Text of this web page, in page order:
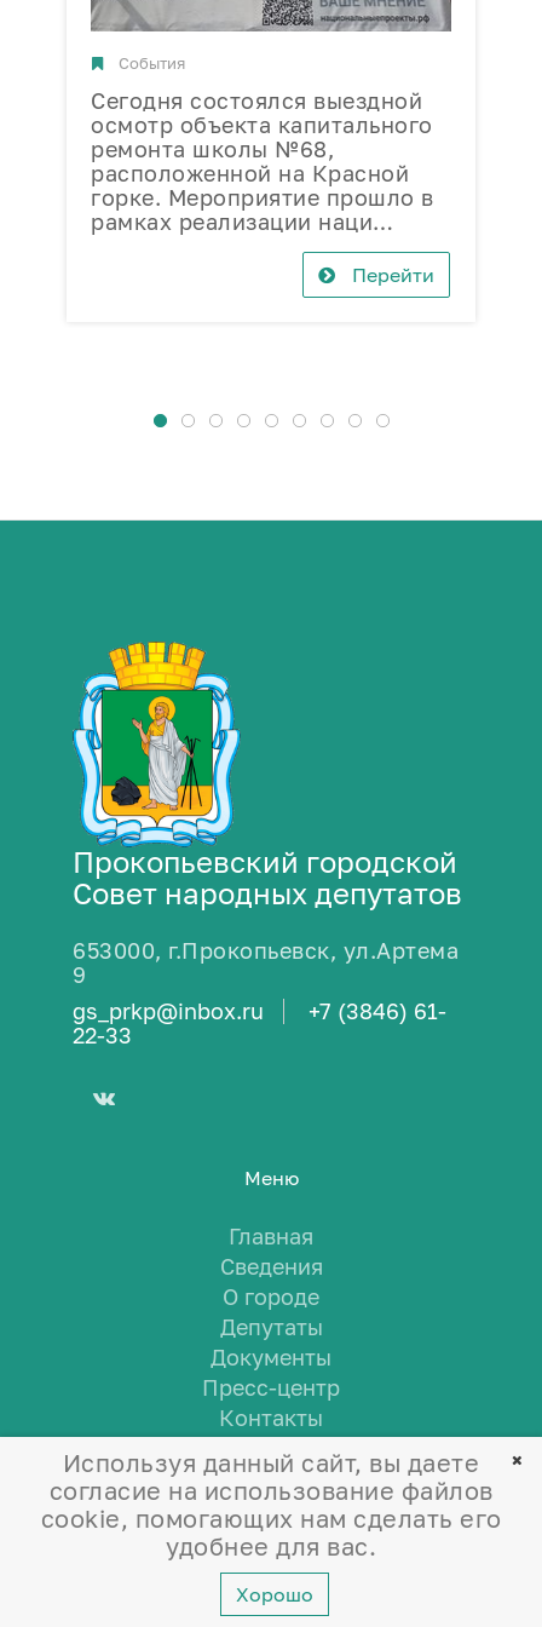
События
Сегодня состоялся выездной
осмотр объекта капитального
ремонта школы №68,
расположенной на Красной
горке. Мероприятие прошло в
рамках реализации наци…
Перейти
Используя данный сайт, вы даете
согласие на использование файлов
cookie, помогающих нам сделать его
удобнее для вас.
Хорошо
Прокопьевский городской
Совет народных депутатов
653000, г.Прокопьевск, ул.Артема
9
gs_prkp@inbox.ru
+7 (3846) 61-
22-33
Меню
Главная
Сведения
О городе
Депутаты
Документы
Пресс-центр
Контакты
©2026